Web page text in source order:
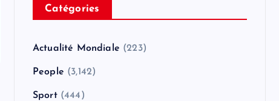
Catégories
Actualité Mondiale (223)
People (3,142)
Sport(444)